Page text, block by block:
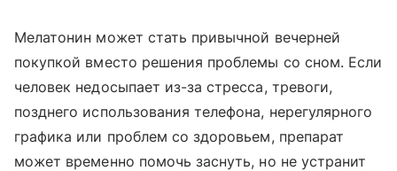
Мелатонин может стать привычной вечерней
покупкой вместо решения проблемы со сном. Если
человек недосыпает из-за стресса, тревоги,
позднего использования телефона, нерегулярного
графика или проблем со здоровьем, препарат
может временно помочь заснуть, но не устранит